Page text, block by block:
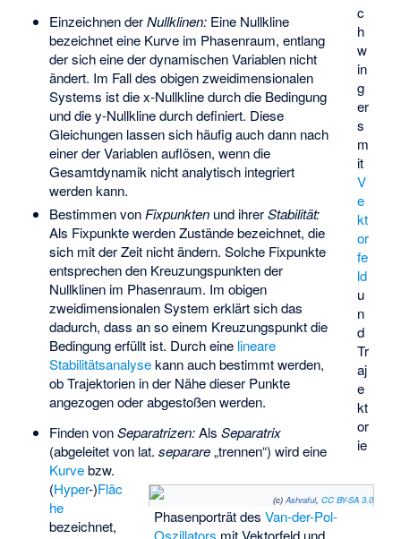
c
h
w
in
g
er
s
m
it
V
e
kt
or
fe
ld
u
n
d
Tr
aj
e
kt
or
ie
(c) Ashraful, CC BY-SA 3.0
Phasenporträt des Van-der-Pol-
Oszillators mit Vektorfeld und
Einzeichnen derNullklinen:Eine Nullkline
bezeichnet eine Kurve im Phasenraum, entlang
der sich eine der dynamischen Variablen nicht
ändert. Im Fall des obigen zweidimensionalen
Systems ist die x-Nullkline durch die Bedingung
und die y-Nullkline durchdefiniert. Diese
Gleichungen lassen sich häufig auch dann nach
einer der Variablen auflösen, wenn die
Gesamtdynamik nicht analytisch integriert
werden kann.
Bestimmen von Fixpunktenund ihrerStabilität:
Als Fixpunktewerden Zustände bezeichnet, die
sich mit der Zeit nicht ändern. Solche Fixpunkte
entsprechen den Kreuzungspunkten der
Nullklinenim Phasenraum. Im obigen
zweidimensionalen System erklärt sich das
dadurch, dass an so einem Kreuzungspunkt die
Bedingungerfüllt ist. Durch eine lineare
Stabilitätsanalysekann auch bestimmt werden,
ob Trajektorien in der Nähe dieser Punkte
angezogen oder abgestoßen werden.
Finden vonSeparatrizen:Als Separatrix
(abgeleitet von lat. separare„trennen“) wird eine
Kurvebzw.
(Hyper-)Fläc
he
bezeichnet,